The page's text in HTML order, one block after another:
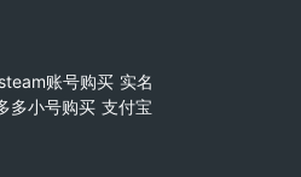
steam账号购买 实名
多小号购买 支付宝